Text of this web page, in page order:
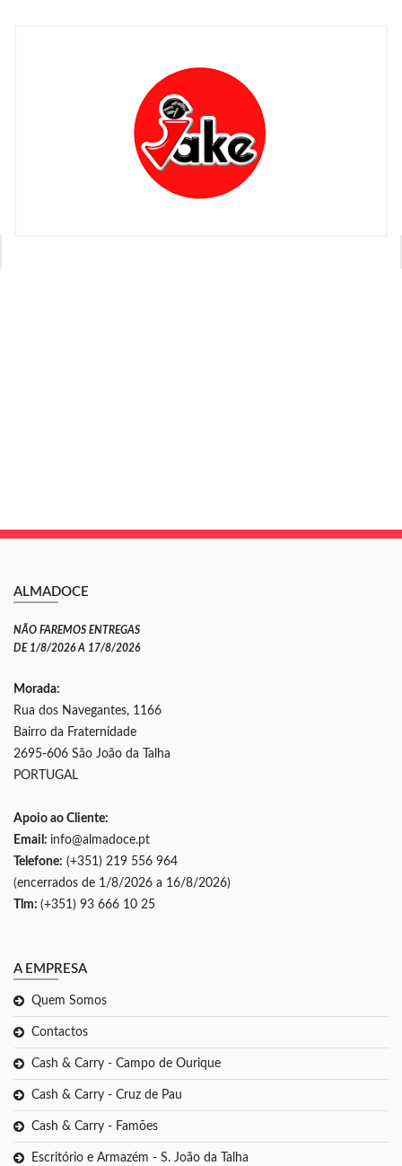
ALMADOCE
NÃO FAREMOS ENTREGAS
DE 1/8/2026 A 17/8/2026
Morada:
Rua dos Navegantes, 1166
Bairro da Fraternidade
2695-606 São João da Talha
PORTUGAL
Apoio ao Cliente:
Email: info@almadoce.pt
Telefone: (+351) 219 556 964
(encerrados de 1/8/2026 a 16/8/2026)
Tlm: (+351) 93 666 10 25
A EMPRESA
Quem Somos
Contactos
Cash & Carry - Campo de Ourique
Cash & Carry - Cruz de Pau
Cash & Carry - Famões
Escritório e Armazém - S. João da Talha